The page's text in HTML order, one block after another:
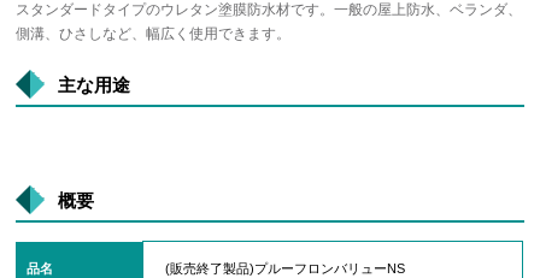
スタンダードタイプのウレタン塗膜防水材です。一般の屋上防水、ベランダ、
側溝、ひさしなど、幅広く使用できます。
主な用途
概要
品名 (販売終了製品)プルーフロンバリューNS